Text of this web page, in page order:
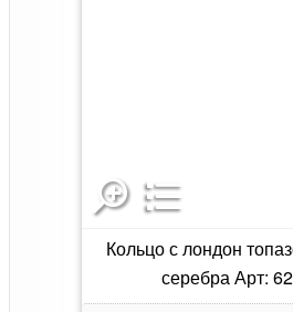
Кольцо с лондон
серебра Арт: